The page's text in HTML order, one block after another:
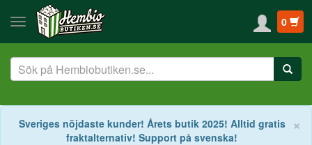
0
×
Sveriges nöjdaste kunder! Årets butik 2025! Alltid gratis
fraktalternativ! Support på svenska!